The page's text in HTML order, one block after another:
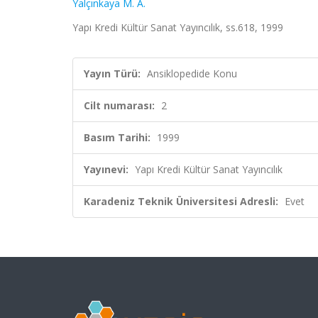
Yalçınkaya M. A.
Yapı Kredi Kültür Sanat Yayıncılık, ss.618, 1999
Yayın Türü: Ansiklopedide Konu
Cilt numarası: 2
Basım Tarihi: 1999
Yayınevi: Yapı Kredi Kültür Sanat Yayıncılık
Karadeniz Teknik Üniversitesi Adresli: Evet